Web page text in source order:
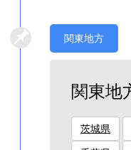
関東地方
関東地
茨城県